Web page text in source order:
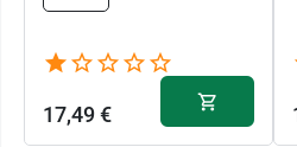
Conditionnement :
17,49 €